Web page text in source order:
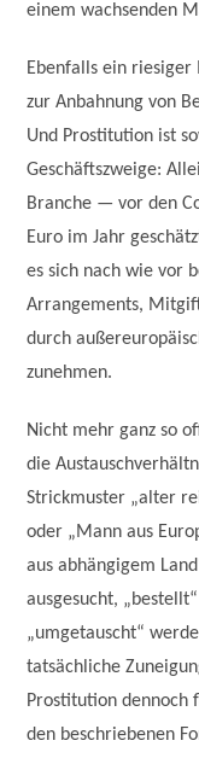
einem wachsenden
Ebenfalls ein
zur Anbahnung von
Und Prostitution ist
Geschäftszweige:
Branche — vor den
Euro im Jahr
es sich nach wie vor
Arrangements,
durch
zunehmen.
Nicht mehr ganz so
die
Strickmuster „alter
oder „Mann aus
aus abhängigem
ausgesucht,
„umgetauscht“
tatsächliche
Prostitution dennoch
den beschriebenen